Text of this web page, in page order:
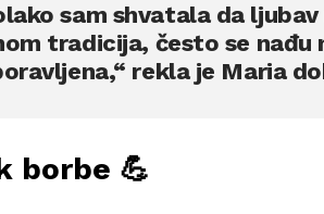
sam shvatala da
tradicija, često se nađu
rekla je Maria
borbe 💪